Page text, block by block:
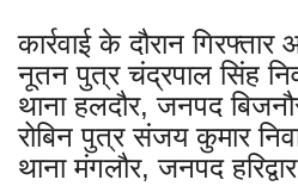
कार्रवाई के दौरान गिरफ्तार
नूतन पुत्र चंद्रपाल सिंह
थाना हलदौर, जनपद
रोबिन पुत्र संजय कुमार
थाना मंगलौर, जनपद